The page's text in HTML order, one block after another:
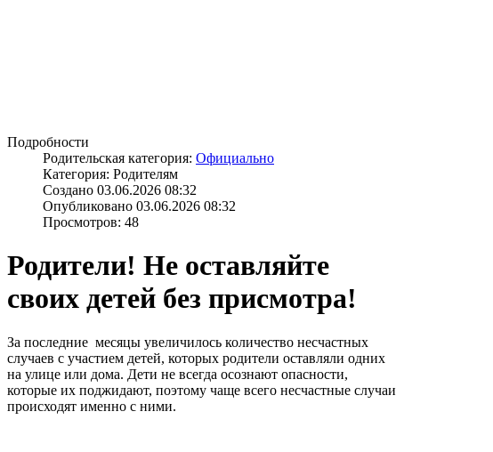
Подробности
Родительская категория: Официально
Категория: Родителям
Создано 03.06.2026 08:32
Опубликовано 03.06.2026 08:32
Просмотров: 48
Родители! Не оставляйте
своих детей без присмотра!
За последние месяцы увеличилось количество несчастных
случаев с участием детей, которых родители оставляли одних
на улице или дома. Дети не всегда осознают опасности,
которые их поджидают, поэтому чаще всего несчастные случаи
происходят именно с ними.